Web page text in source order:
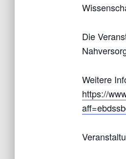
Die
Weitere
https://